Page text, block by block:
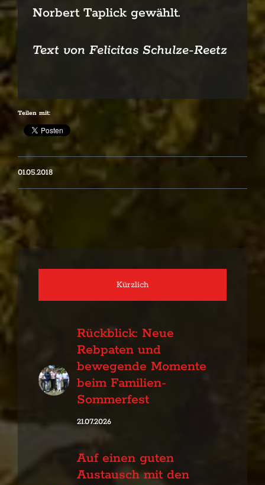
Norbert Taplick gewählt.
Text von Felicitas Schulze-Reetz
Teilen mit:
01.05.2018
Kürzlich
Rückblick: Neue
Rebpaten und
bewegende Momente
beim Familien-
Sommerfest
21.07.2026
Auf einen guten
Austausch mit den